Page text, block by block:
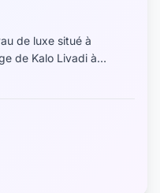
de luxe situé à
de Kalo Livadi à
9 chambres est un